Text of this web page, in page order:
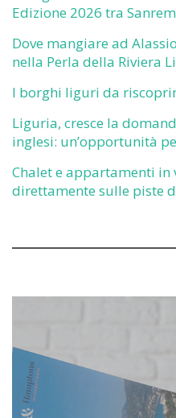
Edizione 2026 tra
Dove mangiare ad
nella Perla della Riviera
I borghi liguri da
Liguria, cresce la
inglesi: un’opportunità
Chalet e appartamenti in
direttamente sulle piste